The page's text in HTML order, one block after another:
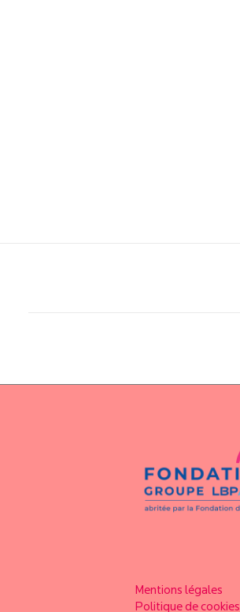
Mentions légales
Politique de cookies